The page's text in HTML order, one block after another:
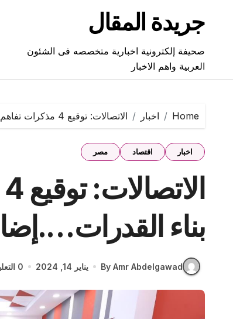
contentجريدة المقال
صحيفة إلكترونية اخبارية متخصصه فى الشئون
العربية واهم الاخبار
Home اخبار الاتصالات: توقيع 4 مذكرات تفاهم بمجالات بناء القدرات….إضافة أولى وأخيرة
اخبار اقتصاد مصر
بناء
By Amr Abdelgawad يناير 14, 2024 0 التعليق